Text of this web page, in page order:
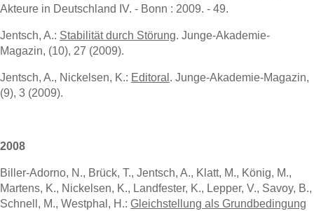
Akteure in Deutschland IV. - Bonn : 2009. - 49.
Jentsch, A.: Stabilität durch Störung. Junge-Akademie-
Magazin, (10), 27 (2009).
Jentsch, A., Nickelsen, K.: Editoral . Junge-Akademie-Magazin,
(9), 3 (2009).
2008
Biller-Adorno, N., Brück, T., Jentsch, A., Klatt, M., König, M.,
Martens, K., Nickelsen, K., Landfester, K., Lepper, V., Savoy, B.,
Schnell, M., Westphal, H.: Gleichstellung als Grundbedingung